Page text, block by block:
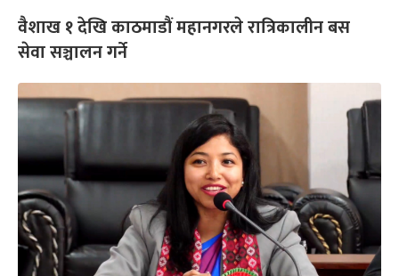
वैशाख १ देखि काठमाडौं महानगरले रात्रिकालीन बस
सेवा सञ्चालन गर्ने